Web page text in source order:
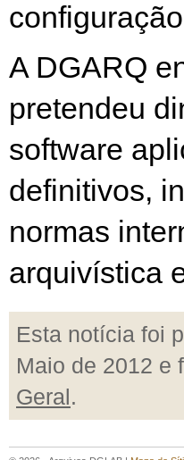
A DGARQ
pretendeu
software
definitivos,
normas
arquivística
Esta notícia foi
Maio de 2012 e
Geral.